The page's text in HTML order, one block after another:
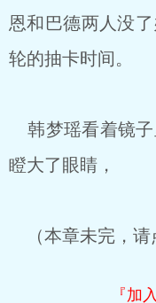
恩和巴德两人没
轮的抽卡时间。
韩梦瑶看着镜子
瞪大了眼睛，
（本章未完，请
『加